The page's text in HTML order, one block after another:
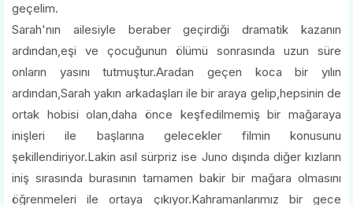
geçelim.
Sarah'nın ailesiyle beraber geçirdiği dramatik kazanın
ardından,eşi ve çocuğunun ölümü sonrasında uzun süre
onların yasını tutmuştur.Aradan geçen koca bir yılın
ardından,Sarah yakın arkadaşları ile bir araya gelip,hepsinin de
ortak hobisi olan,daha önce keşfedilmemiş bir mağaraya
inişleri ile başlarına gelecekler filmin konusunu
şekillendiriyor.Lakin asıl sürpriz ise Juno dışında diğer kızların
iniş sırasında burasının tamamen bakir bir mağara olmasını
öğrenmeleri ile ortaya çıkıyor.Kahramanlarımız bir gece